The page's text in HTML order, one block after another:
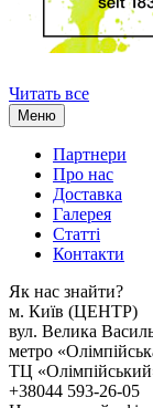
Читать все
Меню
Партнери
Про нас
Доставка
Галерея
Статтi
Контакти
Як наc знайти?
м. Киïв (ЦЕНТР)
вул. Велика
метро
ТЦ
+38044 593-26-05